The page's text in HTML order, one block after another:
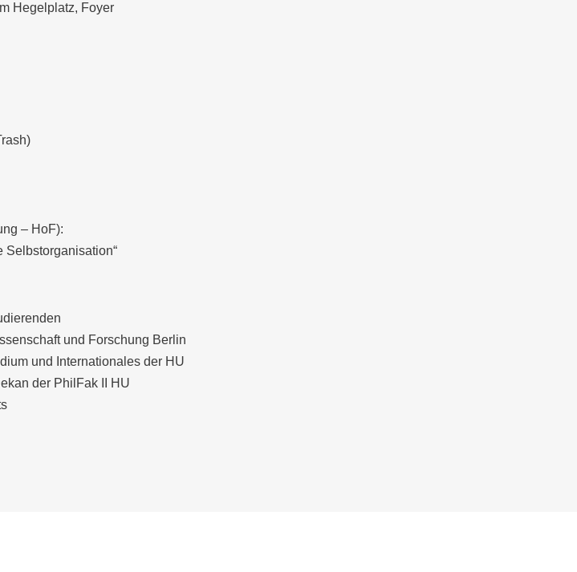
Hegelplatz, Foyer
– HoF):
Selbstorganisation“
und Forschung Berlin
und Internationales der HU
der PhilFak II HU